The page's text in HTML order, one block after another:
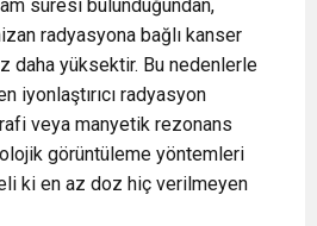
süresi bulunduğundan,
radyasyona bağlı kanser
daha yüksektir. Bu nedenlerle
iyonlaştırıcı radyasyon
veya manyetik rezonans
görüntüleme yöntemleri
ki en az doz hiç verilmeyen